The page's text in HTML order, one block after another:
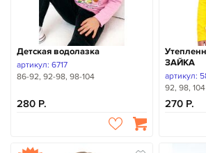
Детская водолазка
артикул: 6717
86-92, 92-98, 98-104
280
ЗАЙКА
артикул:
92, 98, 104
270